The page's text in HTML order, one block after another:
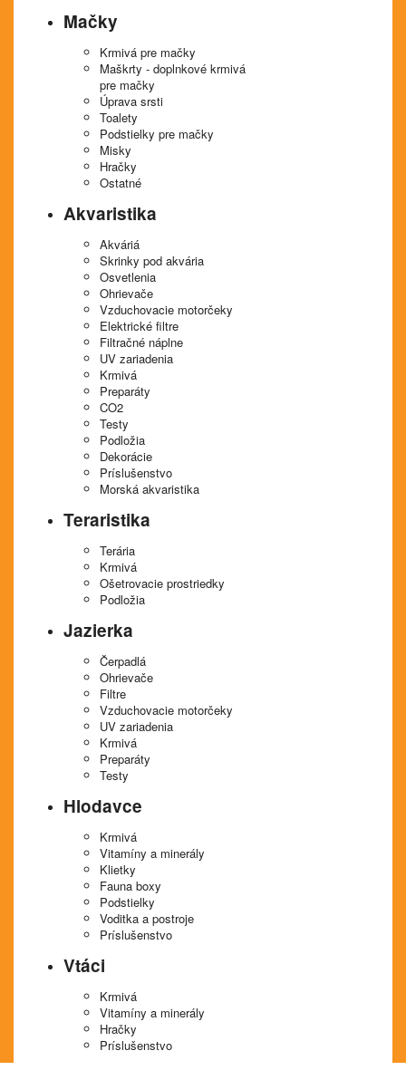
Mačky
Krmivá pre mačky
Maškrty - doplnkové krmivá
pre mačky
Úprava srsti
Toalety
Podstielky pre mačky
Misky
Hračky
Ostatné
Akvaristika
Akváriá
Skrinky pod akvária
Osvetlenia
Ohrievače
Vzduchovacie motorčeky
Elektrické filtre
Filtračné náplne
UV zariadenia
Krmivá
Preparáty
CO2
Testy
Podložia
Dekorácie
Príslušenstvo
Morská akvaristika
Teraristika
Terária
Krmivá
Ošetrovacie prostriedky
Podložia
Jazierka
Čerpadlá
Ohrievače
Filtre
Vzduchovacie motorčeky
UV zariadenia
Krmivá
Preparáty
Testy
Hlodavce
Krmivá
Vitamíny a minerály
Klietky
Fauna boxy
Podstielky
Voditka a postroje
Príslušenstvo
Vtáci
Krmivá
Vitamíny a minerály
Hračky
Príslušenstvo